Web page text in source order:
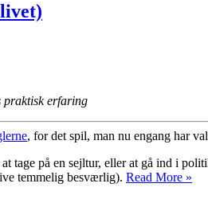
praktisk erfaring
, for det spil, man nu engang har
tage på en sejltur, eller at gå ind i
temmelig besværlig). Read More »